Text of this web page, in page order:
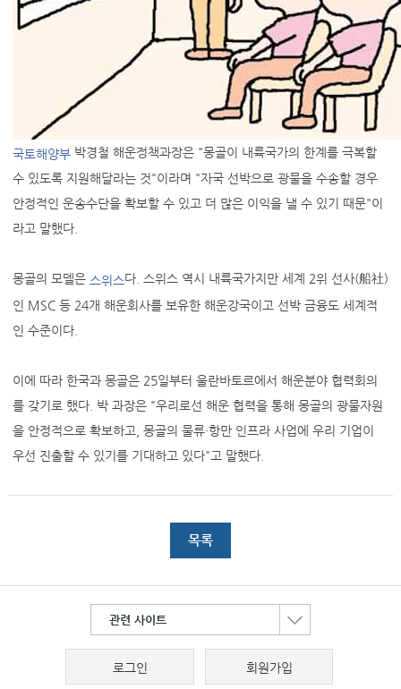
국토해양부박경철 해운정책과장은 "몽골이 내륙국가의 한계를 극복할
수 있도록 지원해달라는 것"이라며 "자국 선박으로 광물을 수송할 경우
안정적인 운송수단을 확보할 수 있고 더 많은 이익을 낼 수 있기 때문"이
라고 말했다.
몽골의 모델은 스위스다. 스위스 역시 내륙국가지만 세계 2위 선사(船社)
인 MSC 등 24개 해운회사를 보유한 해운강국이고 선박 금융도 세계적
인 수준이다.
이에 따라 한국과 몽골은 25일부터 울란바토르에서 해운분야 협력회의
를 갖기로 했다. 박 과장은 "우리로선 해운 협력을 통해 몽골의 광물자원
을 안정적으로 확보하고, 몽골의 물류·항만 인프라 사업에 우리 기업이
우선 진출할 수 있기를 기대하고 있다"고 말했다.
목록
관련 사이트
로그인 회원가입